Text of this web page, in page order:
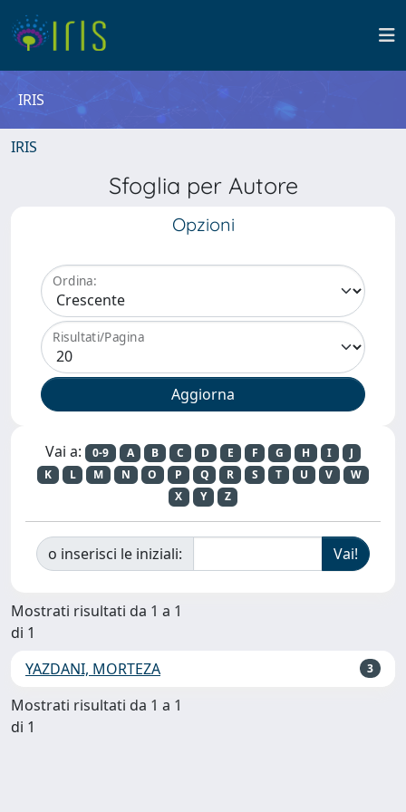
IRIS
IRIS
Sfoglia per Autore
Opzioni
Ordina:
Risultati/Pagina
Vai a: 0-9 A B C D E F G H I
J
K
L M N O P Q R S T U V
W
X
Y Z
o inserisci le iniziali:
Mostrati risultati da 1 a 1
di 1
YAZDANI, MORTEZA
3
Mostrati risultati da 1 a 1
di 1